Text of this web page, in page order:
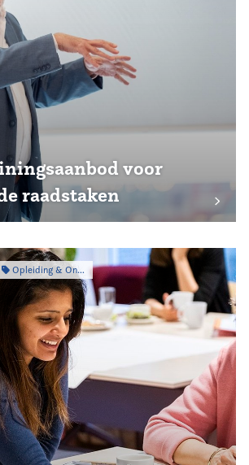
voor
raadstaken
Opleiding & Ontwikkeling